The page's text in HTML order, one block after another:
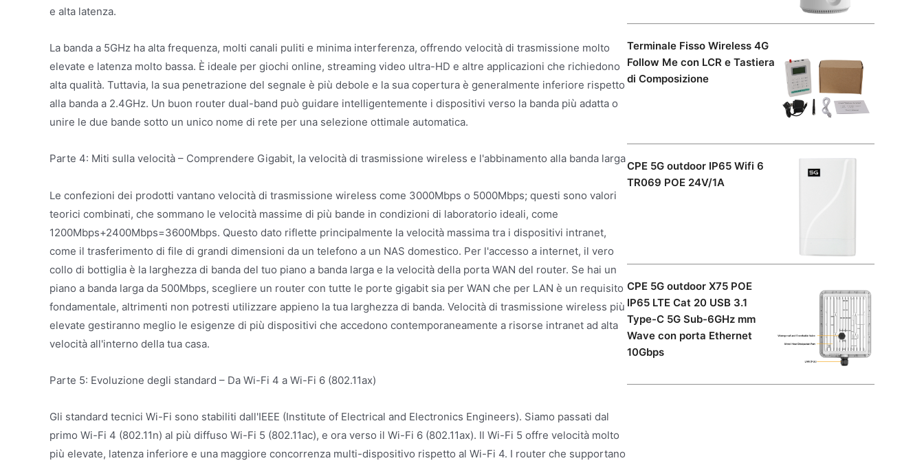
e alta latenza.
La banda a 5GHz ha alta frequenza, molti canali puliti e minima interferenza, offrendo velocità di trasmissione molto
elevate e latenza molto bassa. È ideale per giochi online, streaming video ultra-HD e altre applicazioni che richiedono
alta qualità. Tuttavia, la sua penetrazione del segnale è più debole e la sua copertura è generalmente inferiore rispetto
alla banda a 2.4GHz. Un buon router dual-band può guidare intelligentemente i dispositivi verso la banda più adatta o
unire le due bande sotto un unico nome di rete per una selezione ottimale automatica.
Parte 4: Miti sulla velocità – Comprendere Gigabit, la velocità di trasmissione wireless e l'abbinamento alla banda larga
Le confezioni dei prodotti vantano velocità di trasmissione wireless come 3000Mbps o 5000Mbps; questi sono valori
teorici combinati, che sommano le velocità massime di più bande in condizioni di laboratorio ideali, come
1200Mbps+2400Mbps=3600Mbps. Questo dato riflette principalmente la velocità massima tra i dispositivi intranet,
come il trasferimento di file di grandi dimensioni da un telefono a un NAS domestico. Per l'accesso a internet, il vero
collo di bottiglia è la larghezza di banda del tuo piano a banda larga e la velocità della porta WAN del router. Se hai un
piano a banda larga da 500Mbps, scegliere un router con tutte le porte gigabit sia per WAN che per LAN è un requisito
fondamentale, altrimenti non potresti utilizzare appieno la tua larghezza di banda. Velocità di trasmissione wireless più
elevate gestiranno meglio le esigenze di più dispositivi che accedono contemporaneamente a risorse intranet ad alta
velocità all'interno della tua casa.
Parte 5: Evoluzione degli standard – Da Wi-Fi 4 a Wi-Fi 6 (802.11ax)
Gli standard tecnici Wi-Fi sono stabiliti dall'IEEE (Institute of Electrical and Electronics Engineers). Siamo passati dal
primo Wi-Fi 4 (802.11n) al più diffuso Wi-Fi 5 (802.11ac), e ora verso il Wi-Fi 6 (802.11ax). Il Wi-Fi 5 offre velocità molto
più elevate, latenza inferiore e una maggiore concorrenza multi-dispositivo rispetto al Wi-Fi 4. I router che supportano
Terminale Fisso Wireless 4G
Follow Me con LCR e Tastiera
di Composizione
CPE 5G outdoor IP65 Wifi 6
TR069 POE 24V/1A
CPE 5G outdoor X75 POE
IP65 LTE Cat 20 USB 3.1
Type-C 5G Sub-6GHz mm
Wave con porta Ethernet
10Gbps